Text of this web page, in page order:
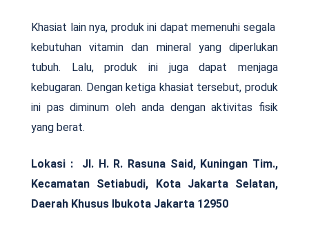
Khasiat lain nya, produk ini dapat memenuhi segala
kebutuhan vitamin dan mineral yang diperlukan
tubuh. Lalu, produk ini juga dapat menjaga
kebugaran. Dengan ketiga khasiat tersebut, produk
ini pas diminum oleh anda dengan aktivitas fisik
yang berat.
Lokasi : Jl. H. R. Rasuna Said, Kuningan Tim.,
Kecamatan Setiabudi, Kota Jakarta Selatan,
Daerah Khusus Ibukota Jakarta 12950